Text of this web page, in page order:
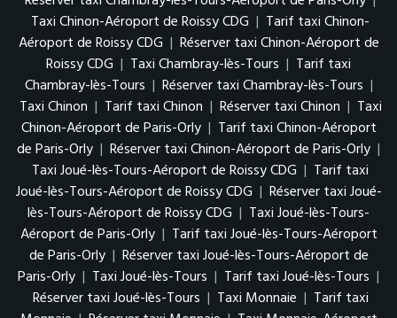
Taxi Chinon-Aéroport de Roissy CDG | Tarif taxi Chinon-
Aéroport de Roissy CDG | Réserver taxi Chinon-Aéroport de
Roissy CDG | Taxi Chambray-lès-Tours | Tarif taxi
Chambray-lès-Tours | Réserver taxi Chambray-lès-Tours |
Taxi Chinon | Tarif taxi Chinon | Réserver taxi Chinon | Taxi
Chinon-Aéroport de Paris-Orly | Tarif taxi Chinon-Aéroport
de Paris-Orly | Réserver taxi Chinon-Aéroport de Paris-Orly |
Taxi Joué-lès-Tours-Aéroport de Roissy CDG | Tarif taxi
Joué-lès-Tours-Aéroport de Roissy CDG | Réserver taxi Joué-
lès-Tours-Aéroport de Roissy CDG | Taxi Joué-lès-Tours-
Aéroport de Paris-Orly | Tarif taxi Joué-lès-Tours-Aéroport
de Paris-Orly | Réserver taxi Joué-lès-Tours-Aéroport de
Paris-Orly | Taxi Joué-lès-Tours | Tarif taxi Joué-lès-Tours |
Réserver taxi Joué-lès-Tours | Taxi Monnaie | Tarif taxi